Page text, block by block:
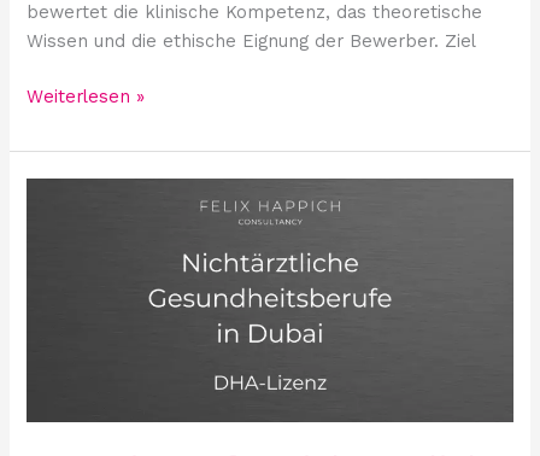
bewertet die klinische Kompetenz, das theoretische
Wissen und die ethische Eignung der Bewerber. Ziel
Weiterlesen »
Gesundheitsberufe